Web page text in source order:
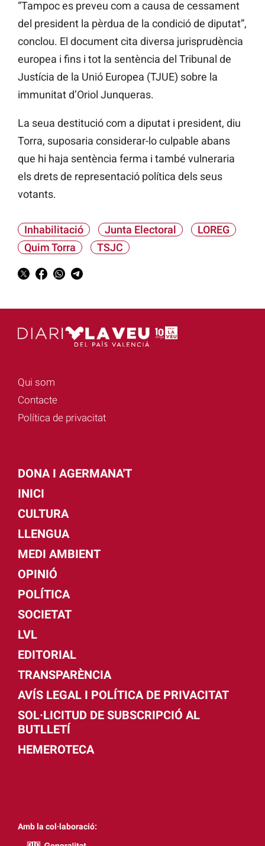
“Tampoc es preveu com a causa de cessament
del president la pèrdua de la condició de diputat”,
conclou. El document cita diversa jurisprudència
europea i fins i tot la sentència del Tribunal de
Justícia de la Unió Europea (TJUE) sobre la
immunitat d’Oriol Junqueras.
La seua destitució com a diputat i president, diu
Torra, suposaria considerar-lo culpable abans
que hi haja sentència ferma i també vulneraria
els drets de representació política dels seus
votants.
Inhabilitació Junta Electoral
LOREG
Quim Torra
TSJC
Qui som
Contacte
Política de privacitat
DONA I AGERMANA'T
INICI
CULTURA
LLENGUA
MEDI AMBIENT
OPINIÓ
POLÍTICA
SOCIETAT
LVL
EDITORIAL
TRANSPARÈNCIA
AVÍS LEGAL I POLÍTICA DE PRIVACITAT
SOL·LICITUD DE SUBSCRIPCIÓ AL
BUTLLETÍ
HEMEROTECA
Amb la col·laboració: